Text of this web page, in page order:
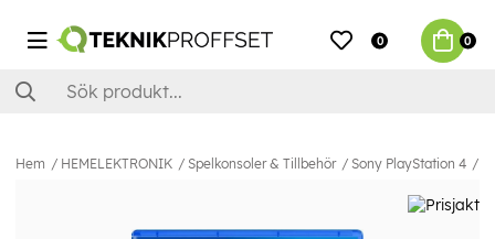
0 0
Hem HEMELEKTRONIK Spelkonsoler & Tillbehör Sony PlayStation 4